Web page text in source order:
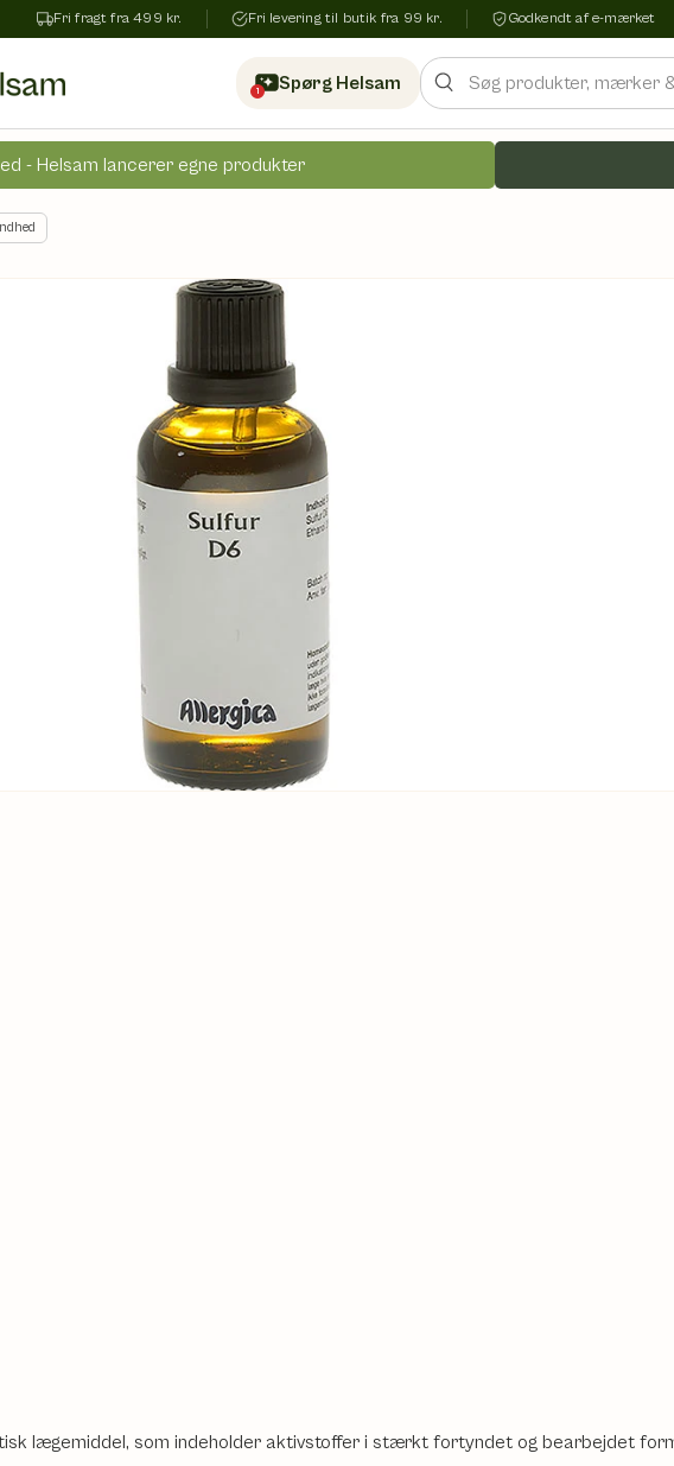
Fri fragt fra 499 kr. Fri levering til butik fra 99 kr. Godkendt af e-mærket
1 Spørg Helsam
Søg
- Helsam lancerer egne produkter
lægemiddel, som indeholder aktivstoffer i stærkt fortyndet og bearbejdet